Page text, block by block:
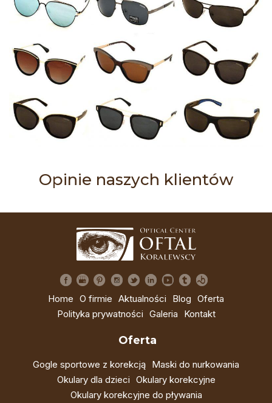
Opinie naszych klientów
Home O firmie Aktualności Blog Oferta
Polityka prywatności Galeria Kontakt
Oferta
Gogle sportowe z korekcją Maski do nurkowania
Okulary dla dzieci Okulary korekcyjne
Okulary korekcyjne do pływania